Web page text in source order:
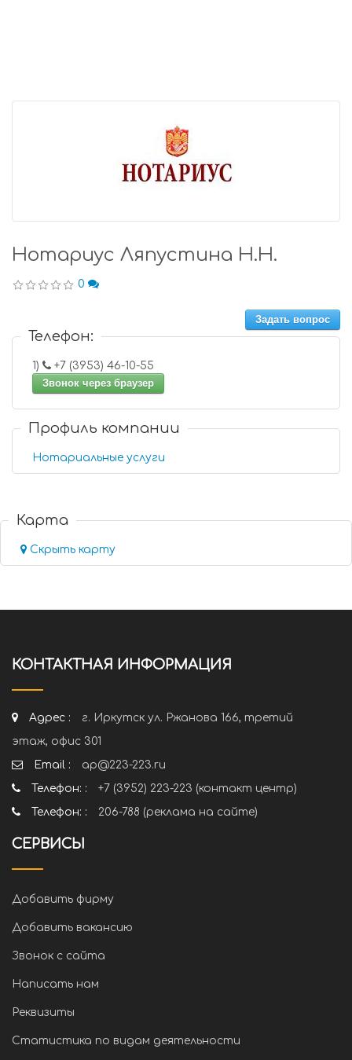
Нотариус Ляпустина Н.Н.
0
Задать вопрос
Телефон:
1)
+7 (3953) 46-10-55
Звонок через браузер
Профиль компании
Нотариальные услуги
Карта
Скрыть карту
КОНТАКТНАЯ ИНФОРМАЦИЯ
Адрес :
г. Иркутск ул. Ржанова 166, третий
этаж, офис 301
Email :
ap@223-223.ru
Телефон: :
+7 (3952) 223-223 (контакт центр)
Телефон: :
206-788 (реклама на сайте)
СЕРВИСЫ
Добавить фирму
Добавить вакансию
Звонок с сайта
Написать нам
Реквизиты
Статистика по видам деятельности